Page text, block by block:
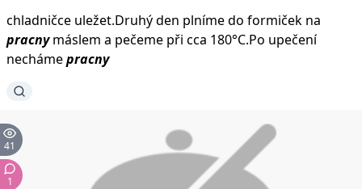
chladničce uležet.Druhý den plníme do formiček na
pracnymáslem a pečeme při cca 180°C.Po upečení
nechámepracny
41
1